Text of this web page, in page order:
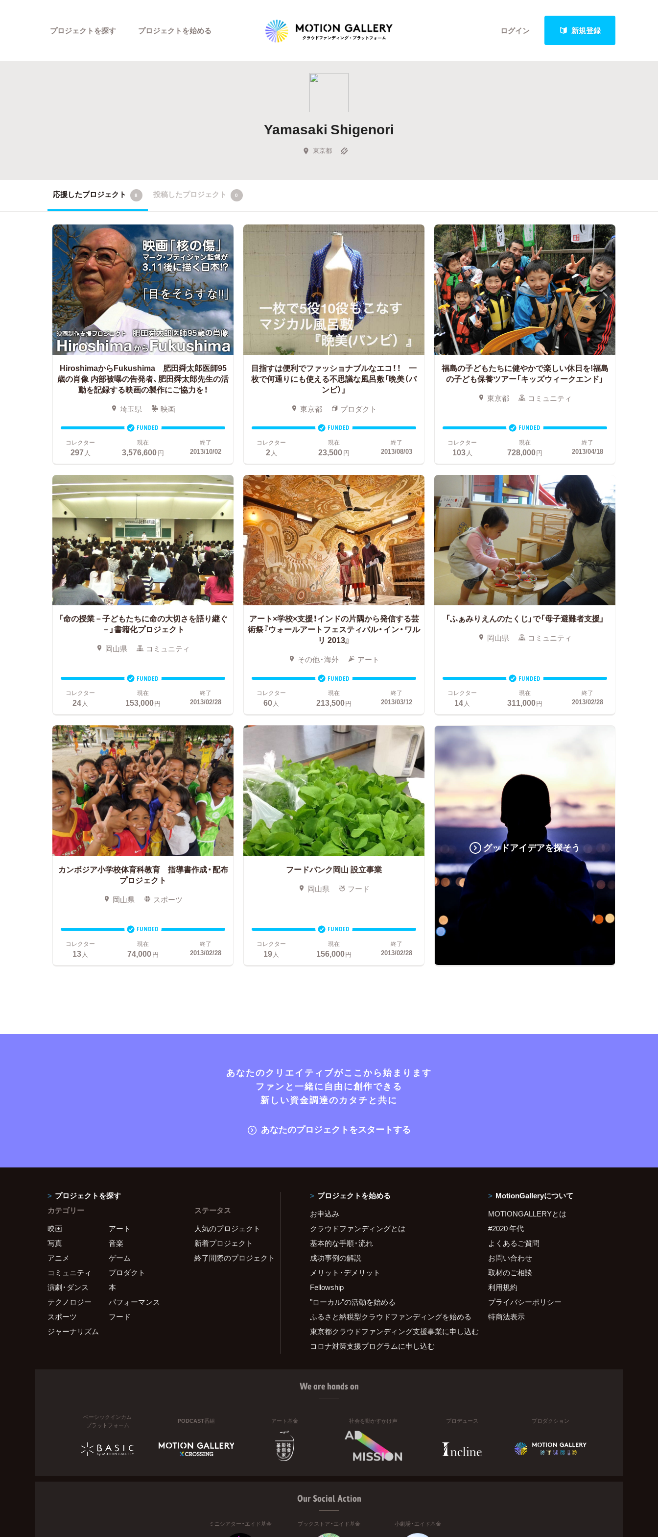
ログイン 新規登録
プロジェクトを探す
Highlight
Feature
キュレーターから探す
プロジェクトを始める
Yamasaki Shigenori
東京都
応援したプロジェクト 8 投稿したプロジェクト 0
HiroshimaからFukushima 肥田舜太郎医師95
歳の肖像内部被曝の告発者、肥田舜太郎先生の活
動を記録する映画の製作にご協力を！
埼玉県 映画
FUNDED
コレクター
297人
現在
3,576,600円
終了
2013/10/02
目指すは便利でファッショナブルなエコ！！ 一
枚で何通りにも使える不思議な風呂敷「晩美（バ
ンビ）」
東京都 プロダクト
FUNDED
コレクター
2人
現在
23,500円
終了
2013/08/03
福島の子どもたちに健やかで楽しい休日を!福島
の子ども保養ツアー「キッズウィークエンド」
東京都 コミュニティ
FUNDED
コレクター
103人
現在
728,000円
終了
2013/04/18
「命の授業－子どもたちに命の大切さを語り継ぐ
－」書籍化プロジェクト
岡山県 コミュニティ
FUNDED
コレクター
24人
現在
153,000円
終了
2013/02/28
アート×学校×支援！インドの片隅から発信する芸
術祭『ウォールアートフェスティバル・イン・ワル
リ 2013』
その他・海外 アート
FUNDED
コレクター
60人
現在
213,500円
終了
2013/03/12
「ふぁみりえんのたくじ」で「母子避難者支援」
岡山県 コミュニティ
FUNDED
コレクター
14人
現在
311,000円
終了
2013/02/28
カンボジア小学校体育科教育 指導書作成・配布
プロジェクト
岡山県 スポーツ
FUNDED
コレクター
13 人
現在
74,000円
終了
2013/02/28
フードバンク岡山 設立事業
岡山県 フード
FUNDED
コレクター
19 人
現在
156,000円
終了
2013/02/28
グッドアイデアを探そう
あなたのクリエイティブがここから始まります
ファンと一緒に自由に創作できる
新しい資金調達のカタチと共に
あなたのプロジェクトをスタートする
プロジェクトを探す
カテゴリー
映画
アート
写真
音楽
アニメ
ゲーム
コミュニティ
プロダクト
演劇・ダンス
本
テクノロジー
パフォーマンス
スポーツ
フード
ジャーナリズム
ステータス
人気のプロジェクト
新着プロジェクト
終了間際のプロジェクト
プロジェクトを始める
お申込み
クラウドファンディングとは
基本的な手順・流れ
成功事例の解説
メリット・デメリット
Fellowship
"ローカル"の活動を始める
ふるさと納税型クラウドファンディングを始める
東京都クラウドファンディング支援事業に申し込む
コロナ対策支援プログラムに申し込む
MotionGalleryについて
MOTIONGALLERYとは
#2020 年代
よくあるご質問
お問い合わせ
取材のご相談
利用規約
プライバシーポリシー
特商法表示
We are hands on
ベーシックインカム
プラットフォーム
PODCAST番組 アート基金 社会を動かすかけ声 プロデュース プロダクション
Our Social Action
ミニシアター・エイド基金 ブックストア・エイド基金 小劇場・エイド基金